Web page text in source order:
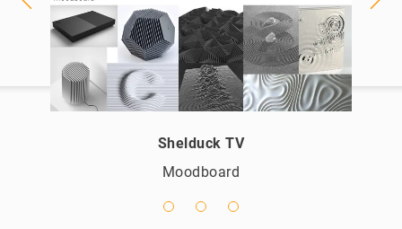
Shelduck TV
Moodboard